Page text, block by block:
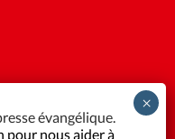
évangélique.
pour nous aider à